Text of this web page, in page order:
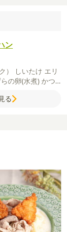
ン
） しいたけ エリ
の卵(水煮) かつ
粉【B】
る